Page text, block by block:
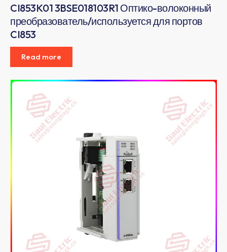
CI853K01 3BSE018103R1 Оптико-волоконный
преобразователь/используется для портов
CI853
Read more